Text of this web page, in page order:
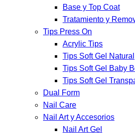
Base y Top Coat
Tratamiento y
Tips Press On
Acrylic Tips
Tips Soft Gel Natural
Tips Soft Gel Baby
Tips Soft Gel
Dual Form
Nail Care
Nail Art y Accesorios
Nail Art Gel